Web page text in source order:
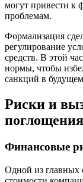
могут привести к
проблемам.
Формализация
регулирование
средств. В этой
нормы, чтобы
санкций в
Риски и
Финансовые
Одной из главных